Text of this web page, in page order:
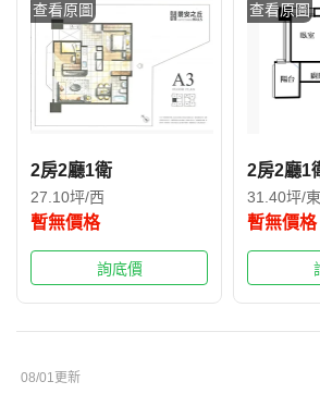
查看原圖
2房2廳1衛
27.10坪/西
暫無價格
詢底價
查看原圖
2房2廳1
31.40坪/
暫無價格
08/01更新